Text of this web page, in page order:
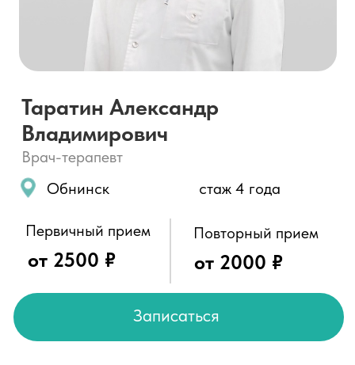
Первичный прием
О специалисте